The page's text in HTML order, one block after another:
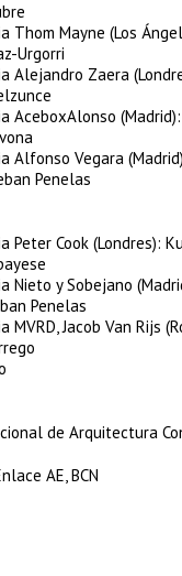
Thom Mayne (Los
Urgorri
Alejandro Zaera
AceboxAlonso
Alfonso Vegara
Penelas
Peter Cook (Londres):
Nieto y Sobejano
Penelas
MVRD, Jacob Van Rijs
de Arquitectura
AE, BCN